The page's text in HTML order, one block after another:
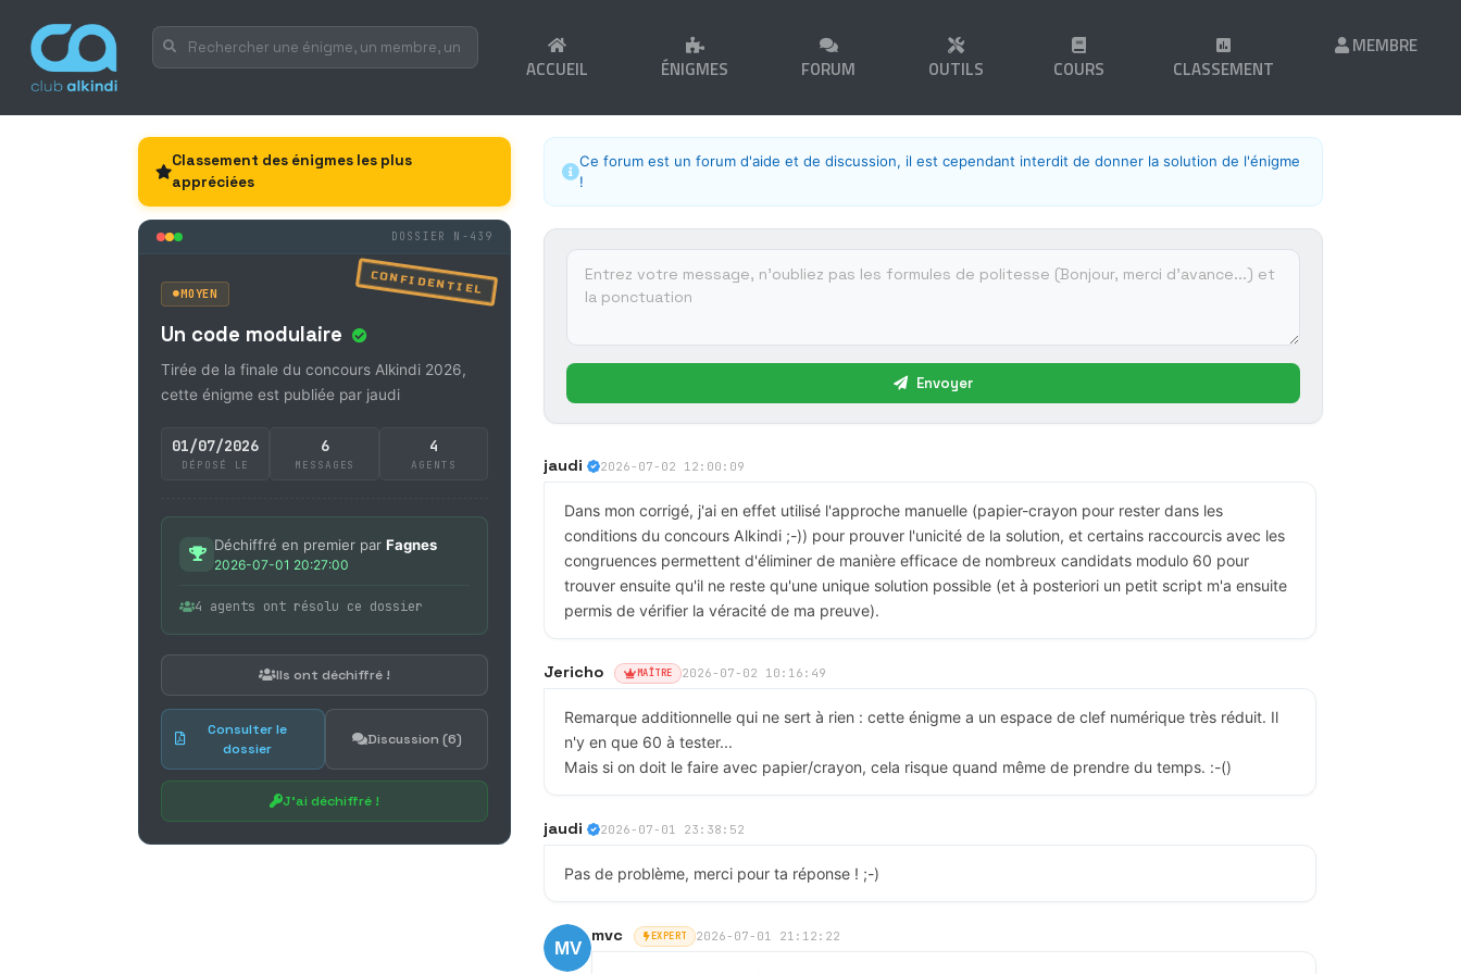
ACCUEIL ÉNIGMES FORUM OUTILS COURS CLASSEMENT
MEMBRE
Classement des énigmes les plus
appréciées
DOSSIER N-439
CONFIDENTIEL
MOYEN
Un code modulaire
Tirée de la finale du concours Alkindi 2026,
cette énigme est publiée par jaudi
01/07/2026
DÉPOSÉ LE
6
MESSAGES
4
AGENTS
Déchiffré en premier par Fagnes
2026-07-01 20:27:00
4 agents ont résolu ce dossier
Ils ont déchiffré !
Consulter le
dossier
Discussion (6)
J'ai déchiffré !
Ce forum est un forum d'aide et de discussion, il est cependant interdit de donner la solution de l'énigme
!
Envoyer
jaudi 2026-07-02 12:00:09
Dans mon corrigé, j'ai en effet utilisé l'approche manuelle (papier-crayon pour rester dans les
conditions du concours Alkindi ;-)) pour prouver l'unicité de la solution, et certains raccourcis avec les
congruences permettent d'éliminer de manière efficace de nombreux candidats modulo 60 pour
trouver ensuite qu'il ne reste qu'une unique solution possible (et à posteriori un petit script m'a ensuite
permis de vérifier la véracité de ma preuve).
Jericho MAÎTRE 2026-07-02 10:16:49
Remarque additionnelle qui ne sert à rien : cette énigme a un espace de clef numérique très réduit. Il
n'y en que 60 à tester...
Mais si on doit le faire avec papier/crayon, cela risque quand même de prendre du temps. :-()
jaudi 2026-07-01 23:38:52
Pas de problème, merci pour ta réponse ! ;-)
mvc EXPERT 2026-07-01 21:12:22